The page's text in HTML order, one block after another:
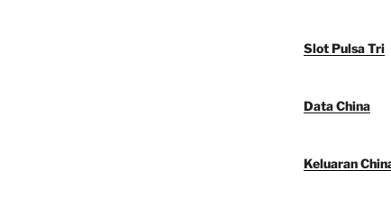
Slot Pulsa Tri
Data China
Keluaran